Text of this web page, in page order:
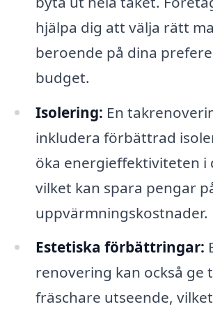
hjälpa dig att välja rätt
beroende på dina
budget.
Isolering: En
inkludera förbättrad
öka energieffektiviteten i
vilket kan spara pengar
uppvärmningskostnader.
Estetiska förbättringar:
renovering kan också ge
fräschare utseende,